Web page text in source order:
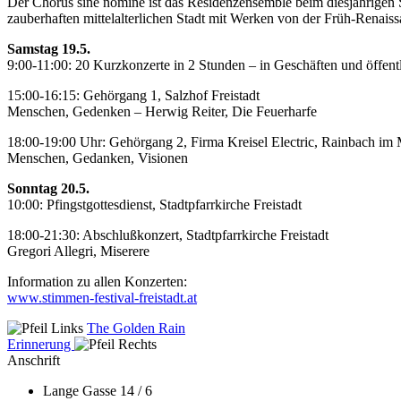
zauberhaften mittelalterlichen Stadt mit Werken von der Früh-
Samstag 19.5.
9:00-11:00: 20 Kurzkonzerte in 2 Stunden – in Geschäften und
15:00-16:15: Gehörgang 1, Salzhof Freistadt
Menschen, Gedenken – Herwig Reiter, Die Feuerharfe
18:00-19:00 Uhr: Gehörgang 2, Firma Kreisel Electric, Rainbach im
Menschen, Gedanken, Visionen
Sonntag 20.5.
10:00: Pfingstgottesdienst, Stadtpfarrkirche Freistadt
18:00-21:30: Abschlußkonzert, Stadtpfarrkirche Freistadt
Gregori Allegri, Miserere
Information zu allen Konzerten:
www.stimmen-festival-freistadt.at
The Golden Rain
Erinnerung
Anschrift
Lange Gasse 14 / 6